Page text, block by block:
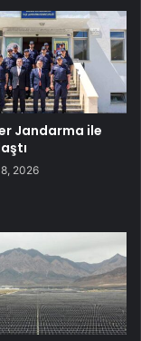
Jandarma ile
2026